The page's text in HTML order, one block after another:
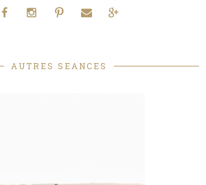
AUTRES SEANCES